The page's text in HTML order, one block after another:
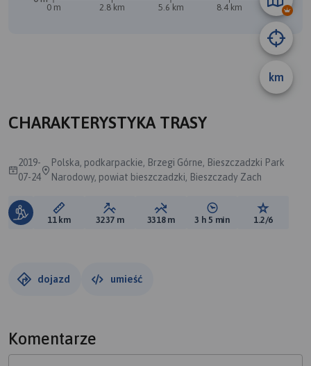
km
0 m 2.8 km 5.6 km 8.4 km 11 km
CHARAKTERYSTYKA TRASY
2019-
07-24
Polska, podkarpackie, Brzegi Górne, Bieszczadzki Park
Narodowy, powiat bieszczadzki, Bieszczady Zach
Długość trasy:
11 km Suma przewyższeń:
3237 m Suma spadków:
3318 m Średni czas potrzebny
3 h 5 min Ocena
1.2/6
dojazd umieść
Komentarze